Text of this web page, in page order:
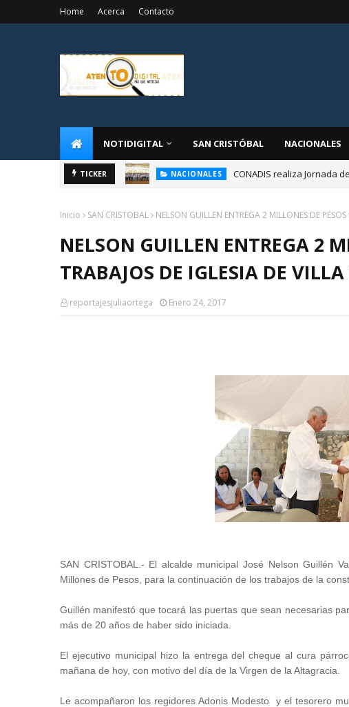
Home Acerca Contacto
NOTIDIGITAL SAN CRISTÓBAL NACIONALES
TICKER NACIONALES Administrador de EGEHID
Inicio SAN CRISTOBAL NELSON GUILLEN ENTREGA 2 MILLONES DE
NELSON GUILLEN ENTREGA 2
TRABAJOS DE IGLESIA DE
reportajesjuliaortega Enero 24, 2017
SAN CRISTOBAL.- El alcalde municipal José Nelson Guillén
Millones de Pesos, para la continuación de los trabajos de la
Guillén manifestó que tocará las puertas que sean necesarias
más de 20 años de haber sido iniciada.
El ejecutivo municipal hizo la entrega del cheque al cura
mañana de hoy, con motivo del día de la Virgen de la Altagracia.
Le acompañaron los regidores Adonis Modesto y el tesorero